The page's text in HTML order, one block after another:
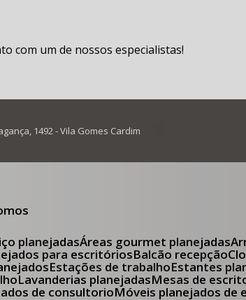
com um de nossos especialistas!
1492 - Vila Gomes Cardim
planejadas Áreas gourmet planejadas
para escritórios Balcão recepção
Estações de trabalho Estantes
Lavanderias planejadas Mesas de
de consultorio Móveis planejados